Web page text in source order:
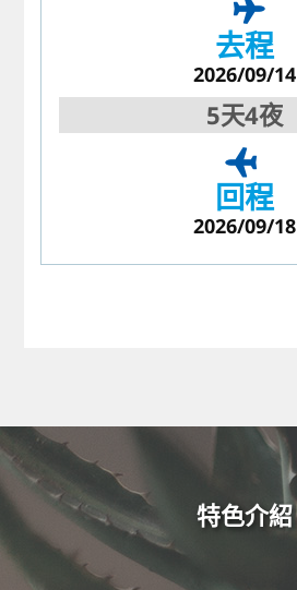
去程
2026/09/14
5天4夜
回程
2026/09/18
特色介紹